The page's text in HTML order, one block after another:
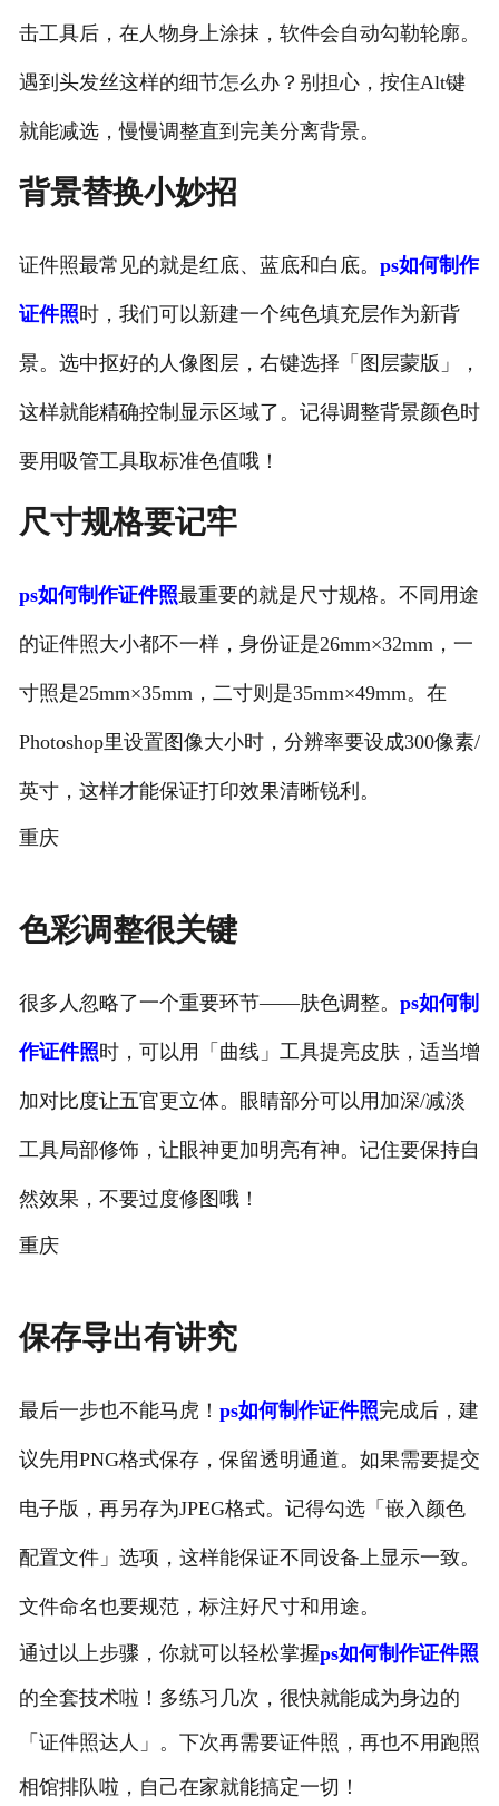
击工具后，在人物身上涂抹，软件会自动勾勒轮廓。
遇到头发丝这样的细节怎么办？别担心，按住Alt键
就能减选，慢慢调整直到完美分离背景。
背景替换小妙招
证件照最常见的就是红底、蓝底和白底。 ps如何制作
证件照时，我们可以新建一个纯色填充层作为新背
景。选中抠好的人像图层，右键选择「图层蒙版」，
这样就能精确控制显示区域了。记得调整背景颜色时
要用吸管工具取标准色值哦！
尺寸规格要记牢
ps如何制作证件照最重要的就是尺寸规格。不同用途
的证件照大小都不一样，身份证是26mm×32mm，一
寸照是25mm×35mm，二寸则是35mm×49mm。在
Photoshop里设置图像大小时，分辨率要设成300像素/
英寸，这样才能保证打印效果清晰锐利。
重庆
色彩调整很关键
很多人忽略了一个重要环节——肤色调整。 ps如何制
作证件照时，可以用「曲线」工具提亮皮肤，适当增
加对比度让五官更立体。眼睛部分可以用加深/减淡
工具局部修饰，让眼神更加明亮有神。记住要保持自
然效果，不要过度修图哦！
重庆
保存导出有讲究
最后一步也不能马虎！ ps如何制作证件照完成后，建
议先用PNG格式保存，保留透明通道。如果需要提交
电子版，再另存为JPEG格式。记得勾选「嵌入颜色
配置文件」选项，这样能保证不同设备上显示一致。
文件命名也要规范，标注好尺寸和用途。
通过以上步骤，你就可以轻松掌握ps如何制作证件照
的全套技术啦！多练习几次，很快就能成为身边的
「证件照达人」。下次再需要证件照，再也不用跑照
相馆排队啦，自己在家就能搞定一切！